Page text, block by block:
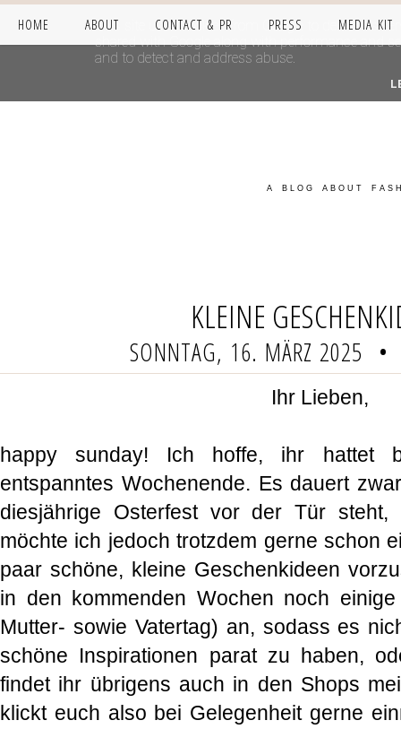
HOME ABOUT CONTACT & PR PRESS MEDIA KIT
A BLOG ABOUT
KLEINE
SONNTAG, 16. MÄRZ 2025 •
Ihr Lieben,
happy sunday! Ich hoffe, ihr hattet
entspanntes Wochenende. Es dauert
diesjährige Osterfest vor der Tür steht,
möchte ich jedoch trotzdem gerne schon
paar schöne, kleine Geschenkideen
in den kommenden Wochen noch
Mutter- sowie Vatertag) an, sodass es
schöne Inspirationen parat zu haben,
findet ihr übrigens auch in den Shops
klickt euch also bei Gelegenheit gerne
This site uses cookies from Google to deliver its
shared with Google along with performance and
and to detect and address abuse.